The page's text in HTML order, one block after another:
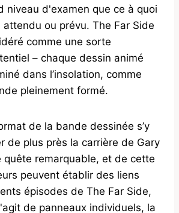
niveau d'examen que ce à quoi
ou prévu. The Far Side
comme une sorte
– chaque dessin animé
dans l’insolation, comme
pleinement formé.
de la bande dessinée s’y
de plus près la carrière de Gary
quête remarquable, et de cette
peuvent établir des liens
épisodes de The Far Side,
de panneaux individuels, la